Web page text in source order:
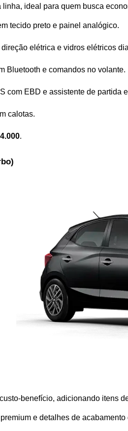
ideal para quem busca
tecido preto e painel analógico.
elétrica e vidros elétricos
Bluetooth e comandos no volante.
com EBD e assistente de partida
calotas.
.
benefício, adicionando itens
e detalhes de acabamento